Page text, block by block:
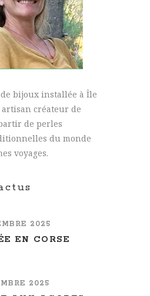
bijoux installée à Île
artisan créateur de
de perles
du monde
voyages.
2025
EN CORSE
2025